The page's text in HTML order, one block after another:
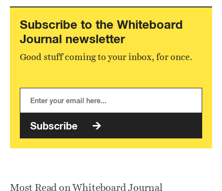
Subscribe to the Whiteboard
Journal newsletter
Good stuff coming to your inbox, for once.
Subscribe
Most Read on Whiteboard Journal